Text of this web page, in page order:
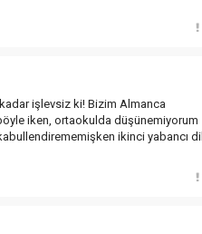
işlevsiz ki! Bizim Almanca
iken, ortaokulda düşünemiyorum
ikinci yabancı dil